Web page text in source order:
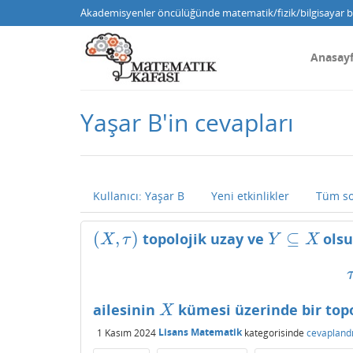
Akademisyenler öncülüğünde matematik/fizik/bilgisayar
Yaşar B'in cevapları
Kullanıcı: Yaşar B Yeni etkinlikler Tüm
(X, τ)
(X,τ) topolojik uzay veY ⊆ X
Y⊆X
ailesinin X
X kümesi üzerinde bir
1 Kasım 2024 Lisans Matematikkategorisinde cevaplandı